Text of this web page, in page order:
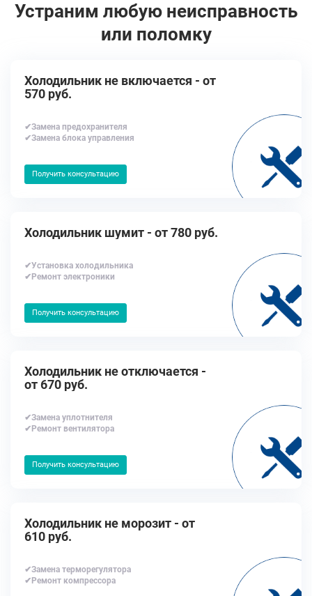
Устраним любую неисправность
или поломку
Холодильник не включается - от
570 руб.
✔Замена предохранителя
✔Замена блока управления
Получить консультацию
Холодильник шумит - от 780 руб.
✔Установка холодильника
✔Ремонт электроники
Получить консультацию
Холодильник не отключается -
от 670 руб.
✔Замена уплотнителя
✔Ремонт вентилятора
Получить консультацию
Холодильник не морозит - от
610 руб.
✔Замена терморегулятора
✔Ремонт компрессора